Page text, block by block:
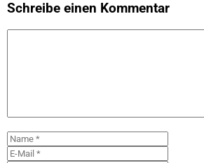
Schreibe einen Kommentar
Name
Mail